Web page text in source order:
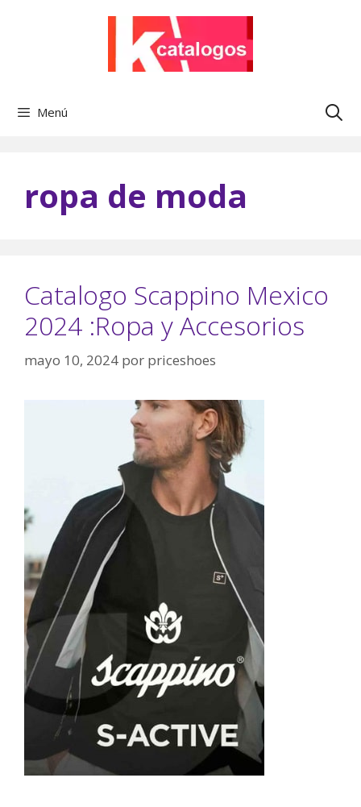
Menú
ropa de moda
Catalogo Scappino Mexico
2024 :Ropa y Accesorios
mayo 10, 2024 por priceshoes